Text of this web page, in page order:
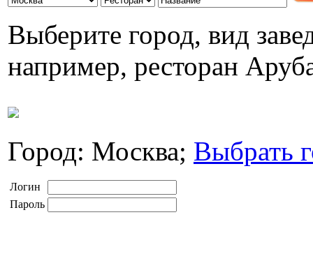
Выберите город, вид
например, ресторан
Город: Москва; Выбрать
Логин
Пароль